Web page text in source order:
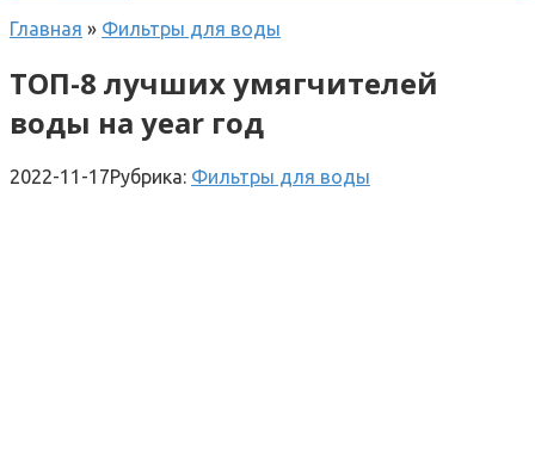
Главная » Фильтры для воды
ТОП-8 лучших умягчителей
воды на year год
2022-11-17Рубрика: Фильтры для воды